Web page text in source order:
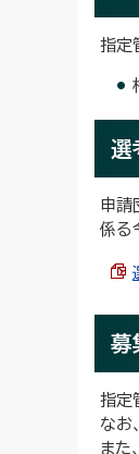
指定
選
申請
係る
募
指定
なお
また